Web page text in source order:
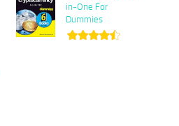
in-One For
Dummies